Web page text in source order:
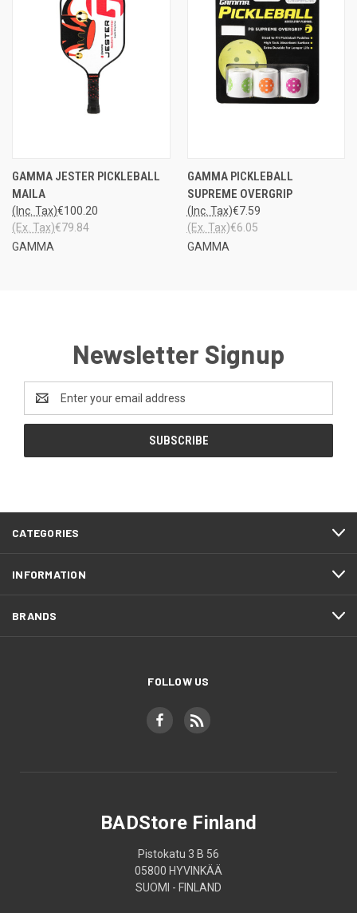
GAMMA JESTER PICKLEBALL
MAILA
€100.20
(Inc. Tax)
€79.84
(Ex. Tax)
GAMMA
GAMMA PICKLEBALL
SUPREME OVERGRIP
€7.59
(Inc. Tax)
€6.05
(Ex. Tax)
GAMMA
Newsletter Signup
Email
Address
CATEGORIES
INFORMATION
BRANDS
FOLLOW US
BADStore Finland
Pistokatu 3 B 56
05800 HYVINKÄÄ
SUOMI - FINLAND